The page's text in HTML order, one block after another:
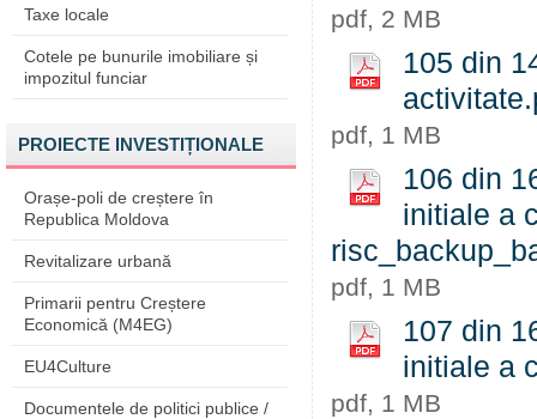
Taxe locale
Cotele pe bunurile imobiliare și
impozitul funciar
PROIECTE INVESTIȚIONALE
Orașe-poli de creștere în
Republica Moldova
Revitalizare urbană
Primarii pentru Creștere
Economică (M4EG)
EU4Culture
Documentele de politici publice /
pdf, 2 MB
105 din
pdf, 1 MB
106 din
initiale a
pdf, 1 MB
107 din
initiale a
pdf, 1 MB